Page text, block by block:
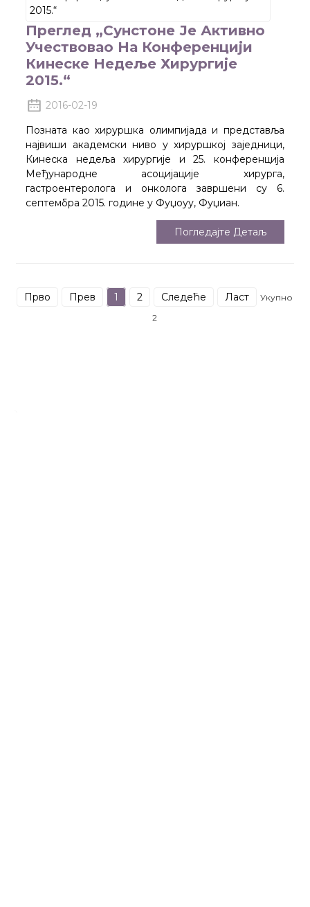
Преглед „Сунстоне Је Активно
Учествовао На Конференцији
Кинеске Недеље Хирургије
2015.“
2016-02-19
Позната као хируршка олимпијада и представља
највиши академски ниво у хируршкој заједници,
Кинеска недеља хирургије и 25. конференција
Међународне асоцијације хирурга,
гастроентеролога и онколога завршени су 6.
септембра 2015. године у Фуџоуу, Фуџиан.
Погледајте Детаљ
Прво Прев 1 2 Следеће Ласт
Укупно
2